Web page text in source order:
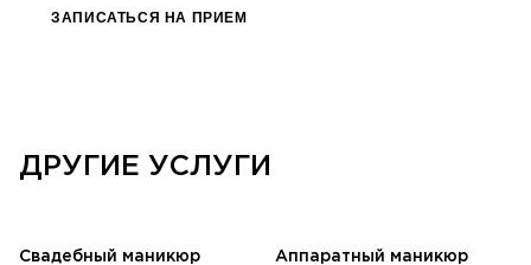
ЗАПИСАТЬСЯ НА ПРИЕМ
ДРУГИЕ УСЛУГИ
Свадебный маникюр Аппаратный маникюр